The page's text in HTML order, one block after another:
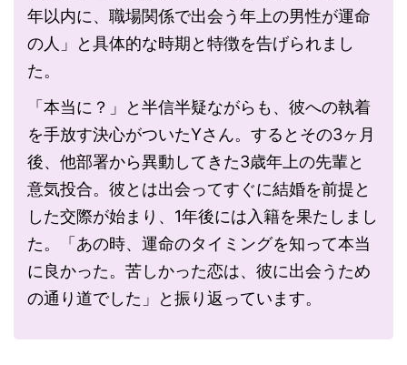
年以内に、職場関係で出会う年上の男性が運命
の人」と具体的な時期と特徴を告げられまし
た。
「本当に？」と半信半疑ながらも、彼への執着
を手放す決心がついたYさん。するとその3ヶ月
後、他部署から異動してきた3歳年上の先輩と
意気投合。彼とは出会ってすぐに結婚を前提と
した交際が始まり、1年後には入籍を果たしまし
た。「あの時、運命のタイミングを知って本当
に良かった。苦しかった恋は、彼に出会うため
の通り道でした」と振り返っています。